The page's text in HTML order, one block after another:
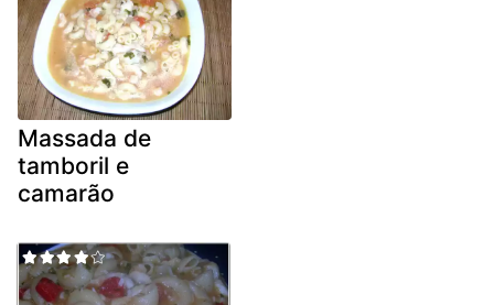
Massada de
tamboril e
camarão